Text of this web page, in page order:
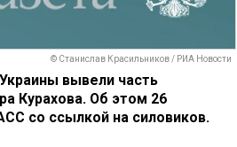
© Станислав Красильников / РИА Новости
вывели часть
Курахова. Об этом 26
со ссылкой на силовиков.